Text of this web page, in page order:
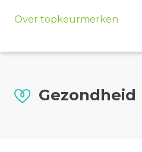
Over topkeurmerken
Gezondheid